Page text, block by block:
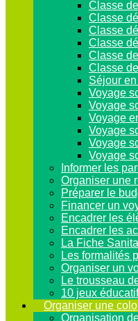
Classe
Classe
Classe
Classe
Classe
Classe
Séjour
Voyage
Voyage
Voyage
Voyage
Voyage
Voyage
Informer les
Organiser une
Préparer le
Financer un
Encadrer les
Encadrer les
La Fiche
Les formalités
Organiser un
Le trousseau
10 jeux
Organiser une colo
Organisation